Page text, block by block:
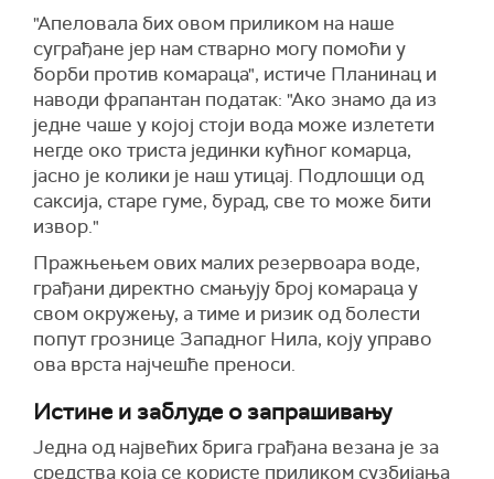
"Апеловала бих овом приликом на наше
суграђане јер нам стварно могу помоћи у
борби против комараца", истиче Планинац и
наводи фрапантан податак: "Ако знамо да из
једне чаше у којој стоји вода може излетети
негде око триста јединки кућног комарца,
јасно је колики је наш утицај. Подлошци од
саксија, старе гуме, бурад, све то може бити
извор."
Пражњењем ових малих резервоара воде,
грађани директно смањују број комараца у
свом окружењу, а тиме и ризик од болести
попут грознице Западног Нила, коју управо
ова врста најчешће преноси.
Истине и заблуде о запрашивању
Једна од највећих брига грађана везана је за
средства која се користе приликом сузбијања